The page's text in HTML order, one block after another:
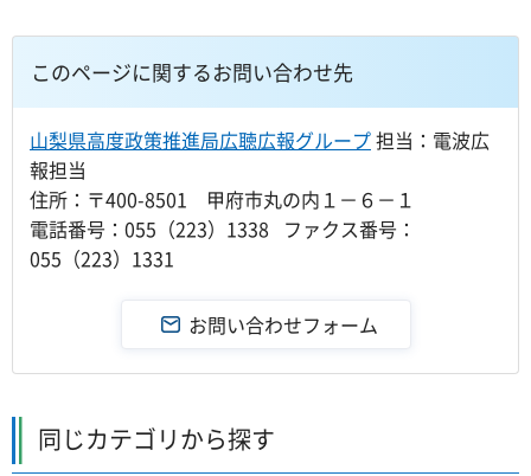
このページに関するお問い合わせ先
山梨県高度政策推進局広聴広報グループ担当：電波広
報担当
住所：〒400-8501 甲府市丸の内１－６－１
電話番号：055（223）1338 ファクス番号：
055（223）1331
同じカテゴリから探す